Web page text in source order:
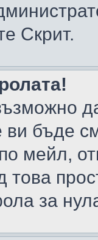
Скрит.
бъде
мейл,
това
за